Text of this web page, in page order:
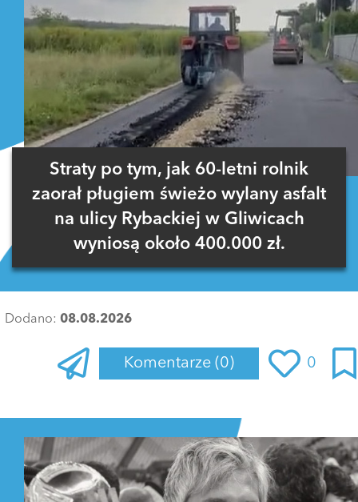
Straty po tym, jak 60-letni rolnik
zaorał pługiem świeżo wylany asfalt
na ulicy Rybackiej w Gliwicach
wyniosą około 400.000 zł.
Dodano: 08.08.2026
Komentarze (0) 0